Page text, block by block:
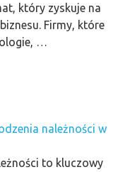
który zyskuje na
Firmy, które
…
należności w
to kluczowy